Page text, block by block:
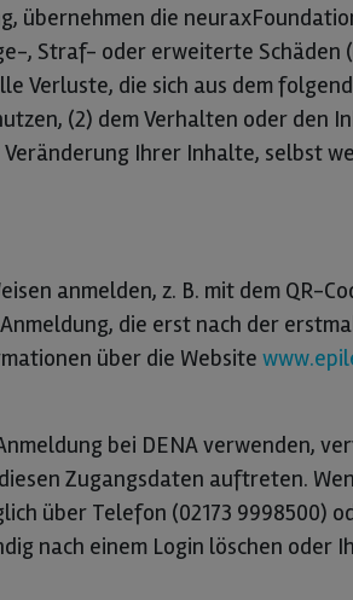
übernehmen die
, Straf- oder erweiterte Schäden
Verluste, die sich aus dem
(2) dem Verhalten oder den
Ihrer Inhalte, selbst
anmelden, z. B. mit dem QR-
die erst nach der
über die Website
bei DENA verwenden,
Zugangsdaten auftreten.
über Telefon (02173 9998500)
nach einem Login löschen oder